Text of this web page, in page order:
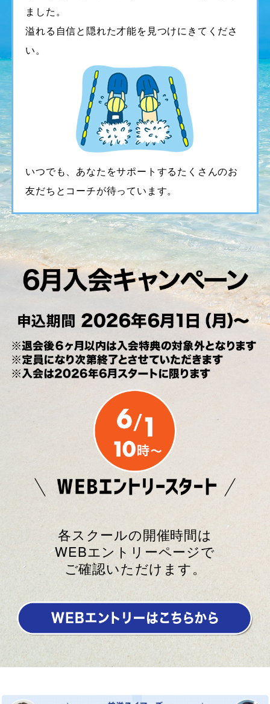
ました。
溢れる自信と隠れた才能を見つけにきてくださ
い。
いつでも、あなたをサポートするたくさんのお
友だちとコーチが待っています。
各スクールの開催時間は
WEBエントリーページで
ご確認いただけます。